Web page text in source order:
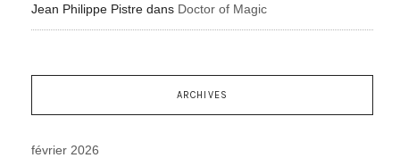
Jean Philippe Pistre dans Doctor of Magic
ARCHIVES
février 2026